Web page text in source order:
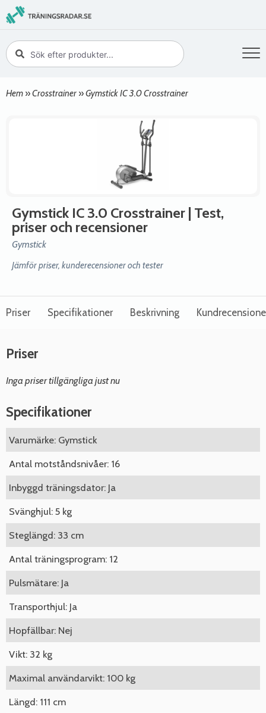
Hem »Crosstrainer »Gymstick IC 3.0 Crosstrainer
Gymstick IC 3.0 Crosstrainer | Test,
priser och recensioner
Gymstick
Jämför priser, kunderecensioner och tester
Priser Specifikationer Beskrivning
Priser
Inga priser tillgängliga just nu
Specifikationer
Varumärke: Gymstick
Antal motståndsnivåer: 16
Inbyggd träningsdator: Ja
Svänghjul: 5 kg
Steglängd: 33 cm
Antal träningsprogram: 12
Pulsmätare: Ja
Transporthjul: Ja
Hopfällbar: Nej
Vikt: 32 kg
Maximal användarvikt: 100 kg
Längd: 111 cm